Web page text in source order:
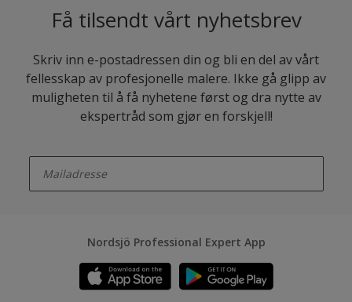
Få tilsendt vårt nyhetsbrev
Skriv inn e-postadressen din og bli en del av vårt
fellesskap av profesjonelle malere. Ikke gå glipp av
muligheten til å få nyhetene først og dra nytte av
ekspertråd som gjør en forskjell!
Nordsjö Professional Expert App